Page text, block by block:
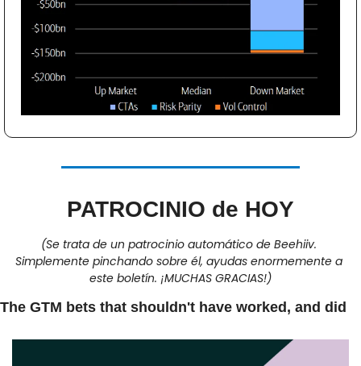
PATROCINIO de HOY
(Se trata de un patrocinio automático de Beehiiv.
Simplemente pinchando sobre él, ayudas enormemente a
este boletín. ¡MUCHAS GRACIAS!)
The GTM bets that shouldn't have worked, and did